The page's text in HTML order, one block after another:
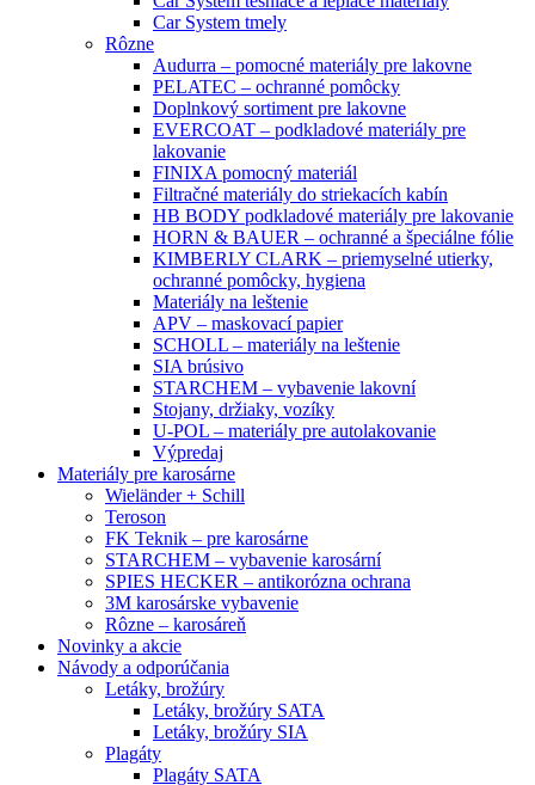
Car System tmely
Rôzne
Audurra – pomocné materiály pre lakovne
PELATEC – ochranné pomôcky
Doplnkový sortiment pre lakovne
EVERCOAT – podkladové materiály pre
lakovanie
FINIXA pomocný materiál
Filtračné materiály do striekacích kabín
HB BODY podkladové materiály pre lakovanie
HORN & BAUER – ochranné a špeciálne fólie
KIMBERLY CLARK – priemyselné utierky,
ochranné pomôcky, hygiena
Materiály na leštenie
APV – maskovací papier
SCHOLL – materiály na leštenie
SIA brúsivo
STARCHEM – vybavenie lakovní
Stojany, držiaky, vozíky
U-POL – materiály pre autolakovanie
Výpredaj
Materiály pre karosárne
Wieländer + Schill
Teroson
FK Teknik – pre karosárne
STARCHEM – vybavenie karosární
SPIES HECKER – antikorózna ochrana
3M karosárske vybavenie
Rôzne – karosáreň
Novinky a akcie
Návody a odporúčania
Letáky, brožúry
Letáky, brožúry SATA
Letáky, brožúry SIA
Plagáty
Plagáty SATA